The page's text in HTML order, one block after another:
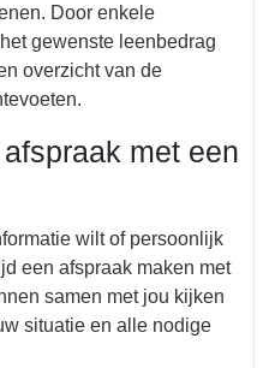
Door enkele
gewenste leenbedrag
overzicht van de
met een
wilt of persoonlijk
een afspraak maken met
samen met jou kijken
situatie en alle nodige